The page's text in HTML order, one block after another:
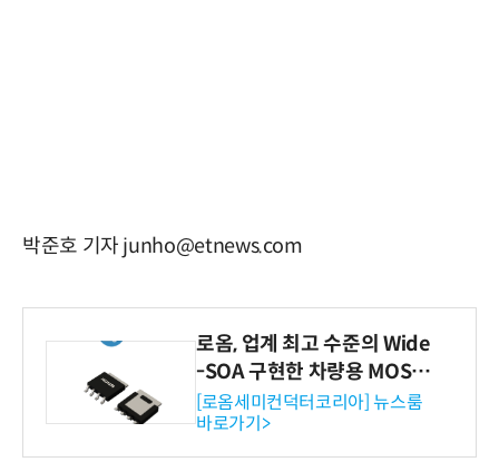
박준호 기자 junho@etnews.com
로옴, 업계 최고 수준의 Wide
-SOA 구현한 차량용 MOSF
ET 개발
[로옴세미컨덕터코리아] 뉴스룸
바로가기>